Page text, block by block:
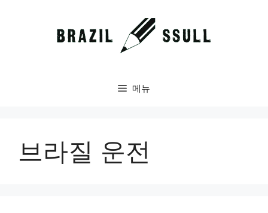
메뉴
브라질 운전